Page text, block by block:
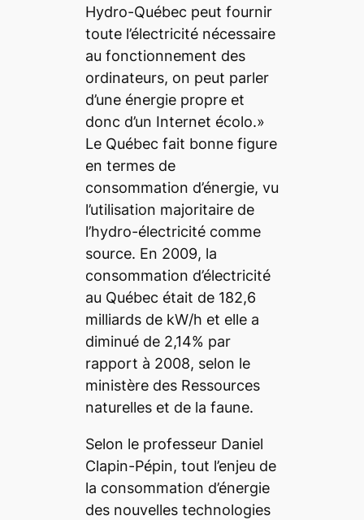
Hydro-Québec peut fournir
toute l’électricité nécessaire
au fonctionnement des
ordinateurs, on peut parler
d’une énergie propre et
donc d’un Internet écolo.»
Le Québec fait bonne figure
en termes de
consommation d’énergie, vu
l’utilisation majoritaire de
l’hydro-électricité comme
source. En 2009, la
consommation d’électricité
au Québec était de 182,6
milliards de kW/h et elle a
diminué de 2,14% par
rapport à 2008, selon le
ministère des Ressources
naturelles et de la faune.
Selon le professeur Daniel
Clapin-Pépin, tout l’enjeu de
la consommation d’énergie
des nouvelles technologies